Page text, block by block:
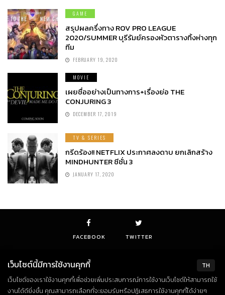
GAME
สรุปผลครึ่งทาง ROV PRO LEAGUE
2020/SUMMER บุรีรัมย์ครองหัวตารางทิ้งห่างทุก
ทีม
FEBRUARY 19, 2020
MOVIE
เผยชื่ออย่างเป็นทางการ+เรื่องย่อ THE
CONJURING 3
DECEMBER 17, 2019
TV & SERIES
กรีดร้อง!! NETFLIX ประกาศลงดาบ ยกเลิกสร้าง
MINDHUNTER ซีซั่น 3
JANUARY 17, 2020
FACEBOOK TWITTER
© Copyright 2018. All Rights Reserved
TH
เว็บไซต์นี้มีการใช้งานคุกกี้
เว็บไซต์ของเราใช้งานคุกกี้เพื่อช่วยเพิ่มประสบการณ์การใช้งานเว็บไซต์ให้สามารถใช้
งานได้ดียิ่งขึ้น คุณสามารถเลือกที่จะยอมรับหรือปฏิเสธการใช้งานคุกกี้ได้ง่ายๆ